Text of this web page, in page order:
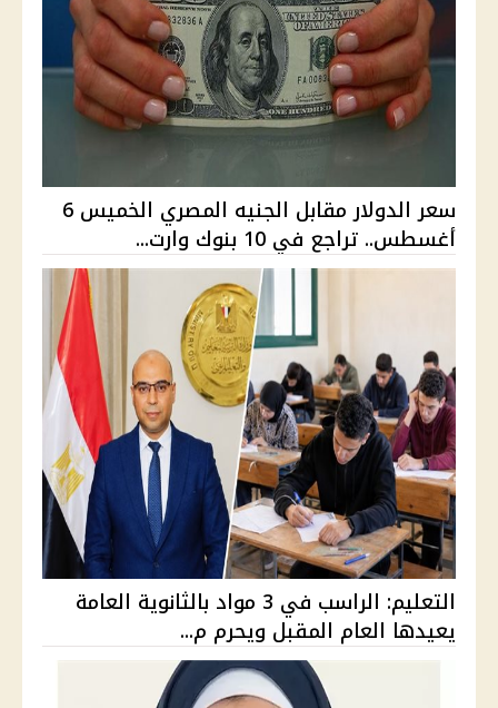
سعر الدولار مقابل الجنيه المصري الخميس 6
أغسطس.. تراجع في 10 بنوك وارت...
التعليم: الراسب في 3 مواد بالثانوية العامة
يعيدها العام المقبل ويحرم م...